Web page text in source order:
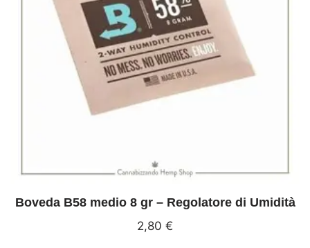
Boveda B58 medio 8 gr – Regolatore di Umidità
2,80 €